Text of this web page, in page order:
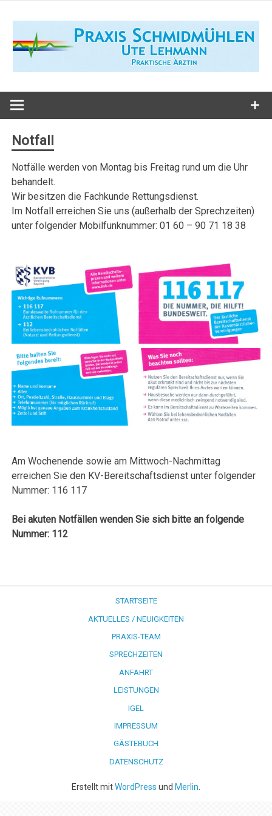
Inhalt
springen
Praxis
Notfall
Notfälle werden von Montag bis Freitag rund um die Uhr
behandelt.
Wir besitzen die Fachkunde Rettungsdienst.
Im Notfall erreichen Sie uns (außerhalb der Sprechzeiten)
unter folgender Mobilfunknummer: 01 60 – 90 71 18 38
Am Wochenende sowie am Mittwoch-Nachmittag
erreichen Sie den KV-Bereitschaftsdienst unter folgender
Nummer: 116 117
Bei akuten Notfällen wenden Sie sich bitte an folgende
Nummer: 112
STARTSEITE
AKTUELLES / NEUIGKEITEN
PRAXIS-TEAM
SPRECHZEITEN
ANFAHRT
LEISTUNGEN
IGEL
IMPRESSUM
GÄSTEBUCH
DATENSCHUTZ
Erstellt mitWordPress und Merlin